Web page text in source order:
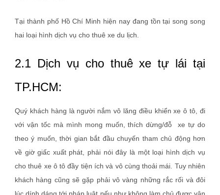
Tại thành phố Hồ Chí Minh hiện nay đang tồn tại song song
hai loại hình dịch vụ cho thuê xe du lịch.
2.1 Dịch vụ cho thuê xe tự lái tại
TP.HCM:
Quý khách hàng là người nắm vô lăng điều khiển xe ô tô, đi
với vận tốc mà mình mong muốn, thích dừng/đỗ xe tự do
theo ý muốn, thời gian bắt đầu chuyến tham chủ động hơn
về giờ giấc xuất phát, phải nói đây là một loại hình dịch vụ
cho thuê xe ô tô đầy tiện ích và vô cùng thoải mái. Tuy nhiên
khách hàng cũng sẽ gặp phải vô vàng những rắc rối và đôi